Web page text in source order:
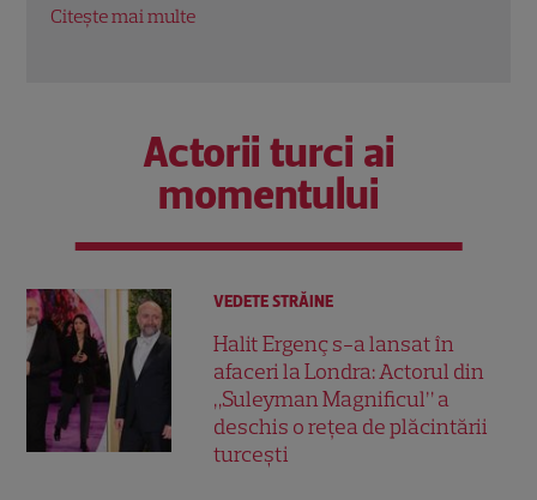
Actorii turci ai
momentului
VEDETE STRĂINE
Halit Ergenç s-a lansat în
afaceri la Londra: Actorul din
„Suleyman Magnificul” a
deschis o rețea de plăcintării
turcești